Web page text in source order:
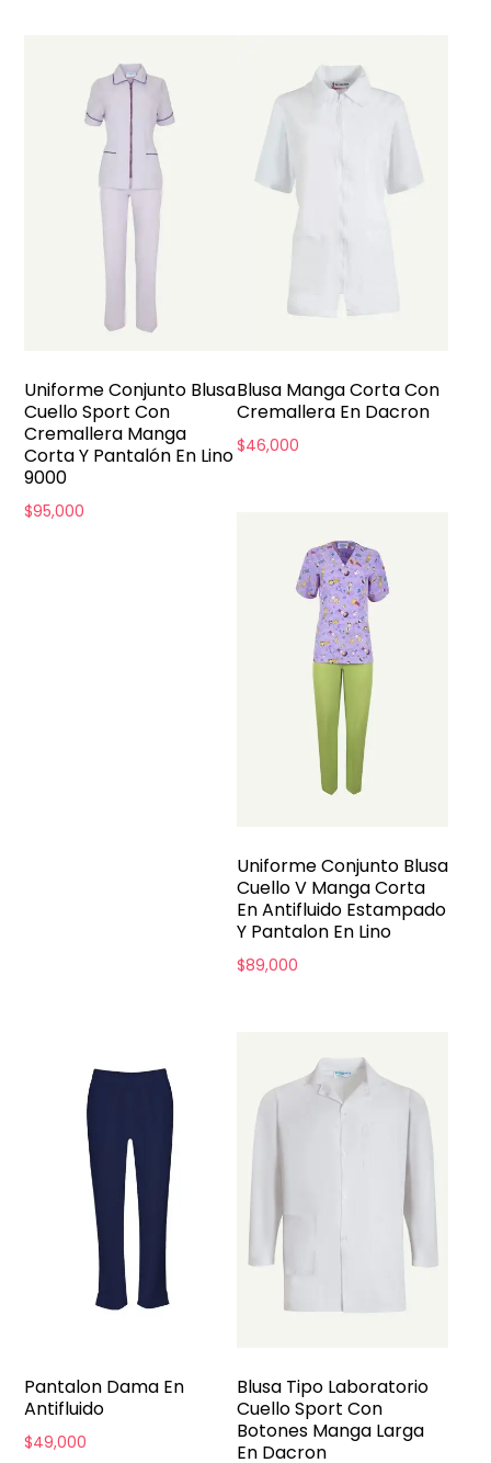
Uniforme Conjunto Blusa
Cuello Sport Con
Cremallera Manga
Corta Y Pantalón En Lino
9000
$95,000
Blusa Manga Corta Con
Cremallera En Dacron
$46,000
Uniforme Conjunto Blusa
Cuello V Manga Corta
En Antifluido Estampado
Y Pantalon En Lino
$89,000
Pantalon Dama En
Antifluido
$49,000
Blusa Tipo Laboratorio
Cuello Sport Con
Botones Manga Larga
En Dacron